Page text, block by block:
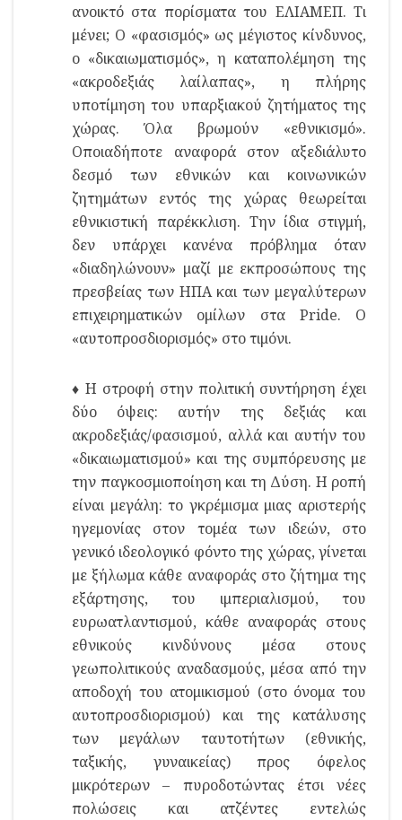
ανοικτό στα πορίσματα του ΕΛΙΑΜΕΠ. Τι
μένει; Ο «φασισμός» ως μέγιστος κίνδυνος,
ο «δικαιωματισμός», η καταπολέμηση της
«ακροδεξιάς λαίλαπας», η πλήρης
υποτίμηση του υπαρξιακού ζητήματος της
χώρας. Όλα βρωμούν «εθνικισμό».
Οποιαδήποτε αναφορά στον αξεδιάλυτο
δεσμό των εθνικών και κοινωνικών
ζητημάτων εντός της χώρας θεωρείται
εθνικιστική παρέκκλιση. Την ίδια στιγμή,
δεν υπάρχει κανένα πρόβλημα όταν
«διαδηλώνουν» μαζί με εκπροσώπους της
πρεσβείας των ΗΠΑ και των μεγαλύτερων
επιχειρηματικών ομίλων στα Pride. Ο
«αυτοπροσδιορισμός» στο τιμόνι.
♦ Η στροφή στην πολιτική συντήρηση έχει
δύο όψεις: αυτήν της δεξιάς και
ακροδεξιάς/φασισμού, αλλά και αυτήν του
«δικαιωματισμού» και της συμπόρευσης με
την παγκοσμιοποίηση και τη Δύση. Η ροπή
είναι μεγάλη: το γκρέμισμα μιας αριστερής
ηγεμονίας στον τομέα των ιδεών, στο
γενικό ιδεολογικό φόντο της χώρας, γίνεται
με ξήλωμα κάθε αναφοράς στο ζήτημα της
εξάρτησης, του ιμπεριαλισμού, του
ευρωατλαντισμού, κάθε αναφοράς στους
εθνικούς κινδύνους μέσα στους
γεωπολιτικούς αναδασμούς, μέσα από την
αποδοχή του ατομικισμού (στο όνομα του
αυτοπροσδιορισμού) και της κατάλυσης
των μεγάλων ταυτοτήτων (εθνικής,
ταξικής, γυναικείας) προς όφελος
μικρότερων – πυροδοτώντας έτσι νέες
πολώσεις και ατζέντες εντελώς